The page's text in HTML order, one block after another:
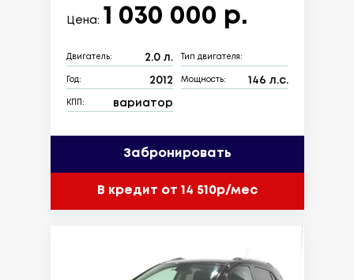
Цена: 1 030 000 р.
Двигатель: 2.0 л. Тип двигателя:
Год: 2012 Мощность: 146 л.с.
КПП: вариатор
Забронировать
В кредит от 14 510р/мес